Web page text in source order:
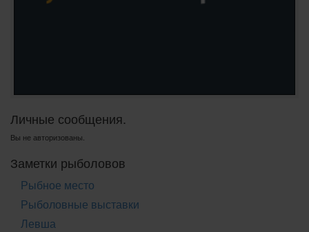
Личные сообщения.
Вы не авторизованы.
Заметки рыболовов
Рыбное место
Рыболовные выставки
Левша